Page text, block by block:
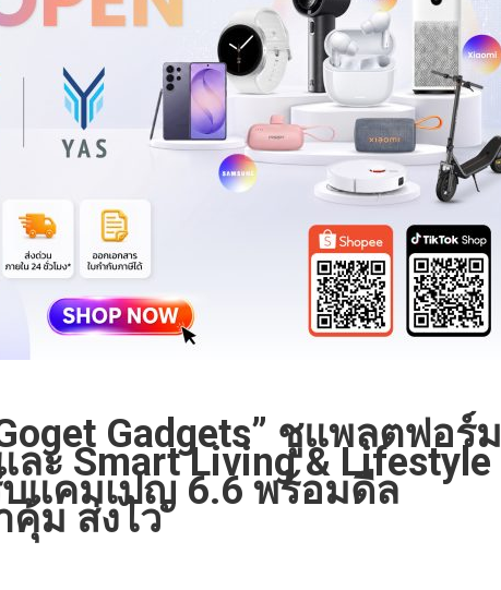
Gadgets” ชูแพลตฟอร์ม
ะ Smart Living & Lifestyle
แคมเปญ 6.6 พร้อมดีล
ม ส่งไว